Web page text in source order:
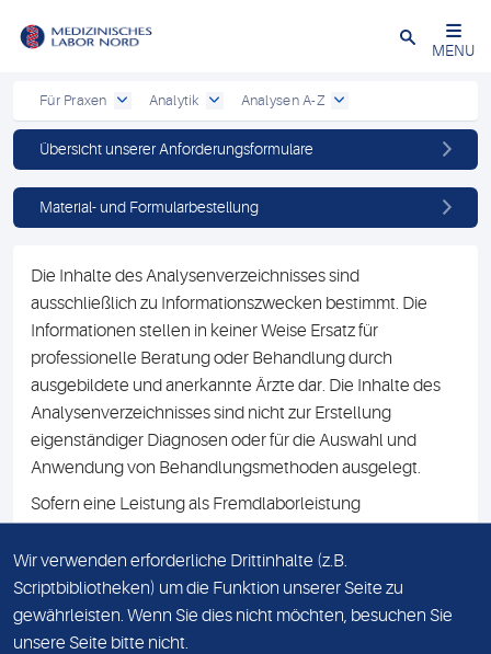
Schließen
MENU
Für Praxen Analytik Analysen A-Z
Übersicht unserer Anforderungsformulare
Material- und Formularbestellung
Die Inhalte des Analysenverzeichnisses sind
ausschließlich zu Informationszwecken bestimmt. Die
Informationen stellen in keiner Weise Ersatz für
professionelle Beratung oder Behandlung durch
ausgebildete und anerkannte Ärzte dar. Die Inhalte des
Analysenverzeichnisses sind nicht zur Erstellung
eigenständiger Diagnosen oder für die Auswahl und
Anwendung von Behandlungsmethoden ausgelegt.
Sofern eine Leistung als Fremdlaborleistung
Namen des Fremdlabors mit. Mit der Beauftragung der
Fremdlaborleistung erklären Sie sich mit dieser
Vereinbarung einverstanden.
Wir verwenden erforderliche Drittinhalte (z.B.
Scriptbibliotheken) um die Funktion unserer Seite zu
gewährleisten. Wenn Sie dies nicht möchten, besuchen Sie
unsere Seite bitte nicht.